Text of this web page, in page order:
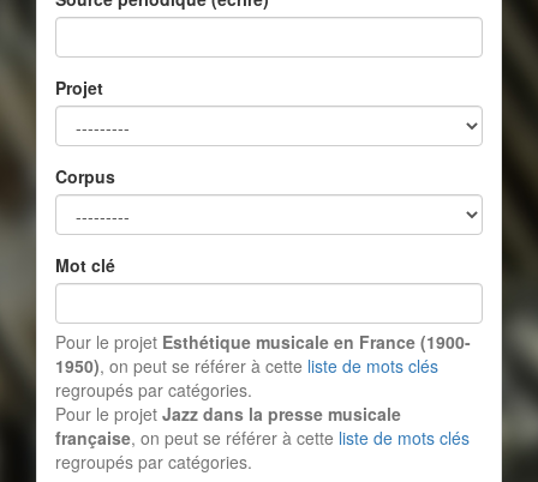
Projet
Corpus
Mot clé
Pour le projet Esthétique musicale en France (1900-
1950), on peut se référer à cette liste de mots clés
regroupés par catégories.
Pour le projet Jazz dans la presse musicale
française, on peut se référer à cette liste de mots clés
regroupés par catégories.